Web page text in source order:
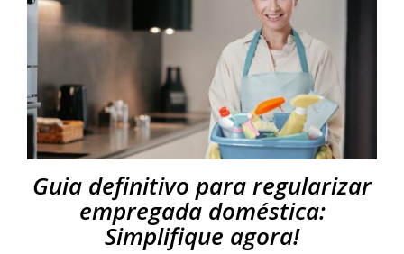
Guia definitivo para regularizar
empregada doméstica:
Simplifique agora!